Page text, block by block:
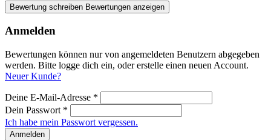
Bewertung schreiben Bewertungen anzeigen
Anmelden
Bewertungen können nur von angemeldeten Benutzern abgegeben
werden. Bitte logge dich ein, oder erstelle einen neuen Account.
Neuer Kunde?
Deine E-Mail-Adresse *
Dein Passwort *
Ich habe mein Passwort vergessen.
Anmelden